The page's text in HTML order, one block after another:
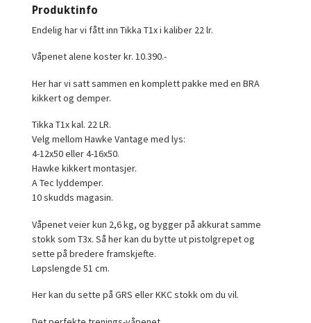
Produktinfo
Endelig har vi fått inn Tikka T1x i kaliber 22 lr.
Våpenet alene koster kr. 10.390.-
Her har vi satt sammen en komplett pakke med en BRA
kikkert og demper.
Tikka T1x kal. 22 LR.
Velg mellom Hawke Vantage med lys:
4-12x50 eller 4-16x50.
Hawke kikkert montasjer.
A Tec lyddemper.
10 skudds magasin.
Våpenet veier kun 2,6 kg, og bygger på akkurat samme
stokk som T3x. Så her kan du bytte ut pistolgrepet og
sette på bredere framskjefte.
Løpslengde 51 cm.
Her kan du sette på GRS eller KKC stokk om du vil.